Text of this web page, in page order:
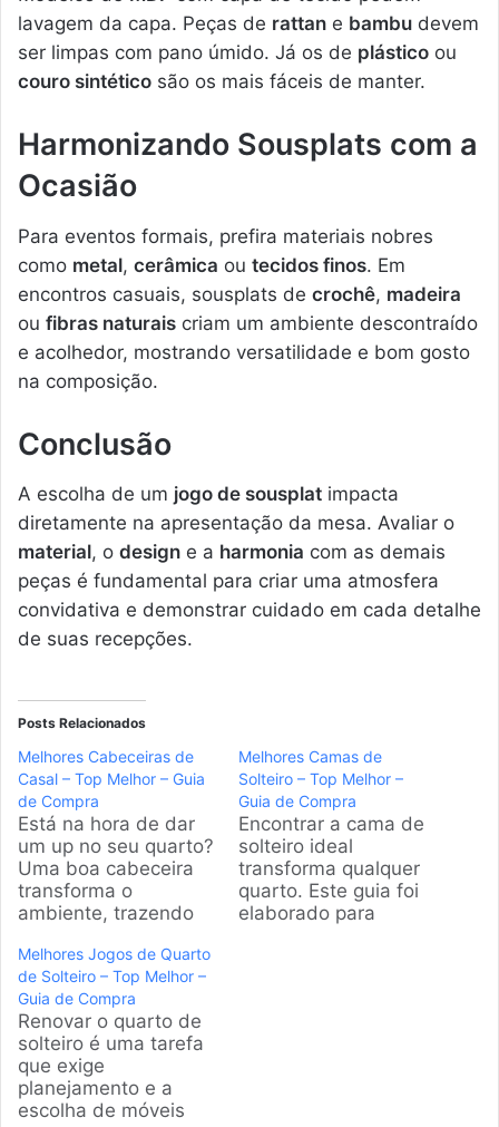
lavagem da capa. Peças de rattan e bambu devem
ser limpas com pano úmido. Já os de plástico ou
couro sintético são os mais fáceis de manter.
Harmonizando Sousplats com a
Ocasião
Para eventos formais, prefira materiais nobres
como metal, cerâmica ou tecidos finos. Em
encontros casuais, sousplats de crochê, madeira
ou fibras naturais criam um ambiente descontraído
e acolhedor, mostrando versatilidade e bom gosto
na composição.
Conclusão
A escolha de um jogo de sousplat impacta
diretamente na apresentação da mesa. Avaliar o
material, o design e a harmonia com as demais
peças é fundamental para criar uma atmosfera
convidativa e demonstrar cuidado em cada detalhe
de suas recepções.
Posts Relacionados
Melhores Cabeceiras de
Casal – Top Melhor – Guia
de Compra
Está na hora de dar
um up no seu quarto?
Uma boa cabeceira
transforma o
ambiente, trazendo
vasculhamos o
mercado para
encontrar as
melhores opções,
desde as mais
clássicas até as
moderninhas, para
você escolher sem
Melhores Camas de
Solteiro – Top Melhor –
Guia de Compra
Encontrar a cama de
solteiro ideal
transforma qualquer
quarto. Este guia foi
elaborado para
Melhores Jogos de Quarto
de Solteiro – Top Melhor –
Guia de Compra
Renovar o quarto de
solteiro é uma tarefa
que exige
planejamento e a
escolha de móveis